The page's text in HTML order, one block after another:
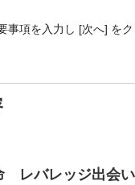
事項を入力し [次へ] をク
レバレッジ出会